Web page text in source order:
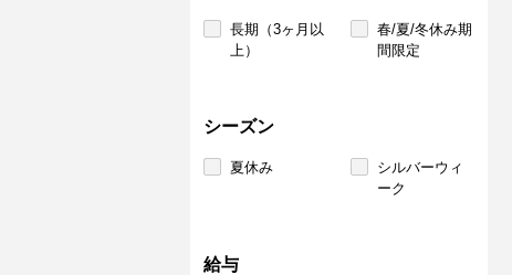
長期（3ヶ月以
上）
春/夏/冬休み期
間限定
シーズン
夏休み
シルバーウィ
ーク
給与